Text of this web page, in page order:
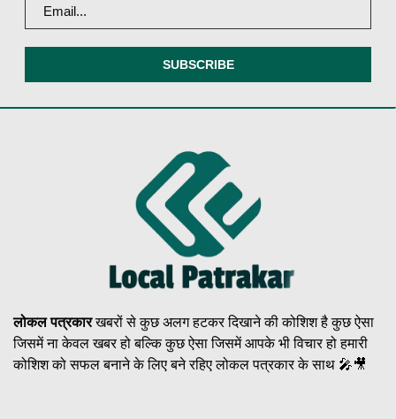
लोकल पत्रकारखबरों से कुछ अलग हटकर दिखाने की कोशिश है कुछ ऐसा
जिसमें ना केवल खबर हो बल्कि कुछ ऐसा जिसमें आपके भी विचार हो हमारी
कोशिश को सफल बनाने के लिए बने रहिए लोकल पत्रकार के साथ 🎤🎥